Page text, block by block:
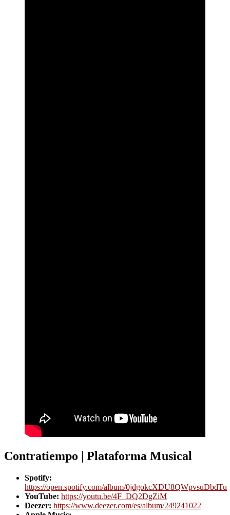
Contratiempo | Plataforma Musical
Spotify:
https://open.spotify.com/album/0jdgokcXDU8QWpvsuDbdTu
YouTube: https://youtu.be/4F_DQ2DgZiM
Deezer: https://www.deezer.com/es/album/249241022